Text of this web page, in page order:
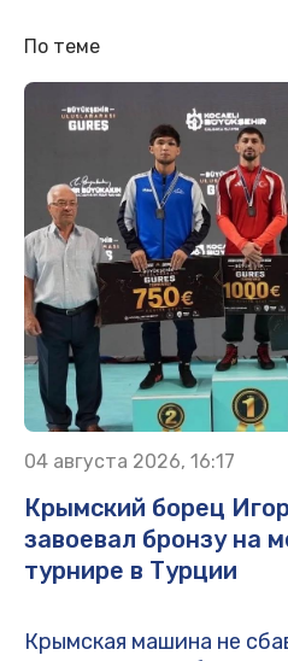
По теме
04 августа 2026, 16:17
Крымский борец
завоевал бронзу на
турнире в Турции
Крымская машина не